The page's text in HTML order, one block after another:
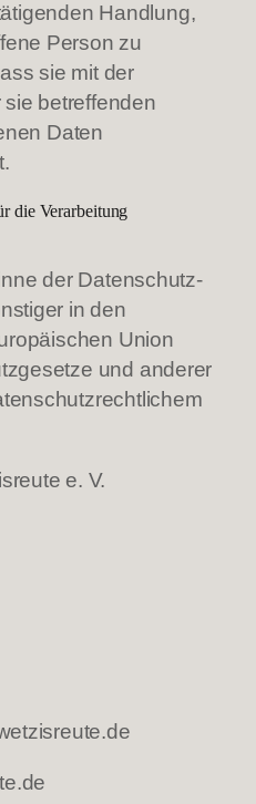
Handlung,
Person zu
sie mit der
betreffenden
Daten
die Verarbeitung
der Datenschutz-
in den
Union
und anderer
e. V.